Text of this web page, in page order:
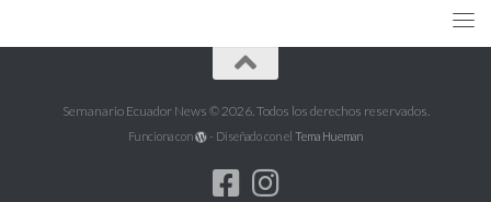
Semanario Ecuador News © 2026. Todos los derechos reservados.
Funciona con - Diseñado con el Tema Hueman